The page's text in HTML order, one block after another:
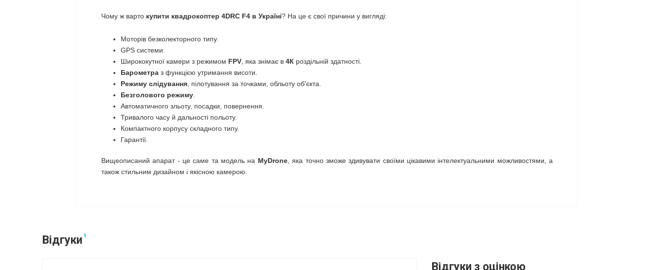
Чому ж варто купити квадрокоптер 4DRC F4 в Україні? На це є свої причини у вигляді:
Моторів безколекторного типу.
GPS системи.
Ширококутної камери з режимом FPV , яка знімає в 4К роздільній здатності.
Барометра з функцією утримання висоти.
Режиму слідування , пілотування за точками, обльоту об'єкта.
Безголового режиму
Автоматичного зльоту, посадки, повернення.
Тривалого часу й дальності польоту.
Компактного корпусу складного типу.
Гарантії.
Вищеописаний апарат - це саме та модель на MyDrone, яка точно зможе здивувати своїми цікавими інтелектуальними можливостями, а
також стильним дизайном і якісною камерою.
Відгуки 1
Відгуки з оцінкою